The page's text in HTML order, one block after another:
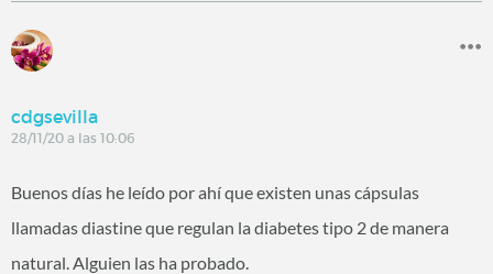
cdgsevilla
28/11/20 a las 10:06
Buenos días he leído por ahí que existen unas cápsulas
llamadas diastine que regulan la diabetes tipo 2 de manera
natural. Alguien las ha probado.